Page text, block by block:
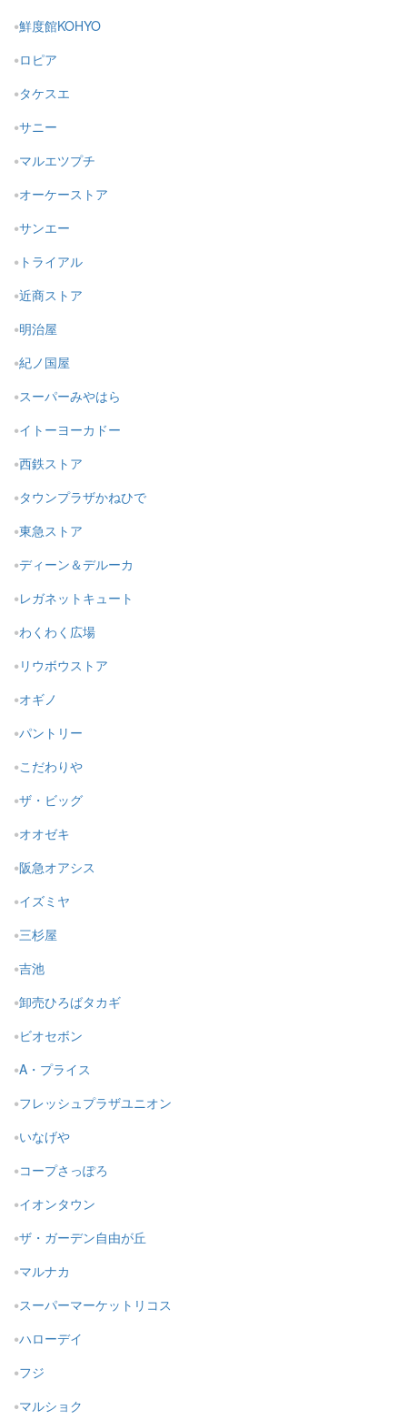
鮮度館KOHYO
ロピア
タケスエ
サニー
マルエツプチ
オーケーストア
サンエー
トライアル
近商ストア
明治屋
紀ノ国屋
スーパーみやはら
イトーヨーカドー
西鉄ストア
タウンプラザかねひで
東急ストア
ディーン＆デルーカ
レガネットキュート
わくわく広場
リウボウストア
オギノ
パントリー
こだわりや
ザ・ビッグ
オオゼキ
阪急オアシス
イズミヤ
三杉屋
吉池
卸売ひろばタカギ
ビオセボン
A・プライス
フレッシュプラザユニオン
いなげや
コープさっぽろ
イオンタウン
ザ・ガーデン自由が丘
マルナカ
スーパーマーケットリコス
ハローデイ
フジ
マルショク